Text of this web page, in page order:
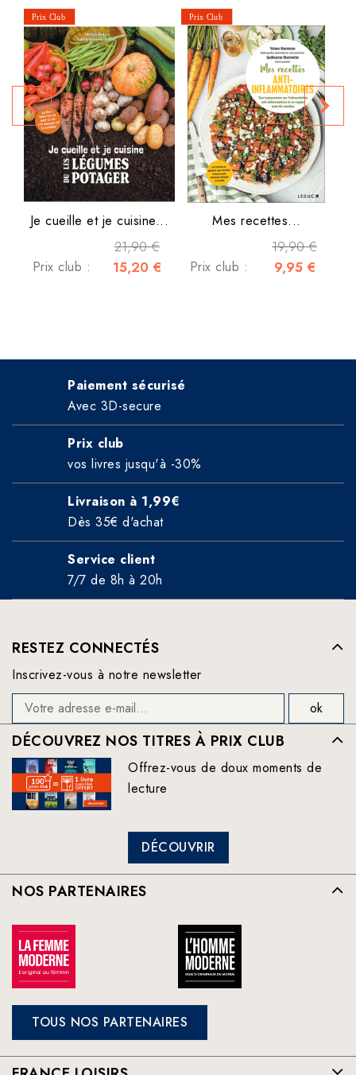
Je cueille et je cuisine...
21,90 €
Prix club : 15,20 €
Mes recettes...
19,90 €
Prix club : 9,95 €
navigate_before navigate_next
Paiement sécurisé
Avec 3D-secure
Prix club
vos livres jusqu'à -30%
Livraison à 1,99€
Dès 35€ d'achat
Service client
7/7 de 8h à 20h
RESTEZ CONNECTÉS
Inscrivez-vous à notre newsletter
DÉCOUVREZ NOS TITRES À PRIX CLUB
Offrez-vous de doux moments de
lecture
DÉCOUVRIR
NOS PARTENAIRES
TOUS NOS PARTENAIRES